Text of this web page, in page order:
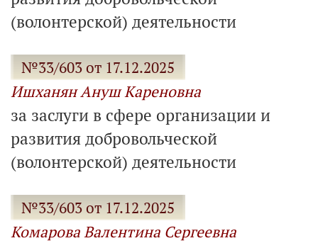
(волонтерской) деятельности
№33/603 от 17.12.2025
Ишханян Ануш Кареновна
за заслуги в сфере организации и
развития добровольческой
(волонтерской) деятельности
№33/603 от 17.12.2025
Комарова Валентина Сергеевна